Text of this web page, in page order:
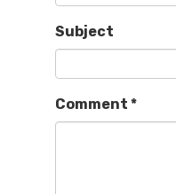
Subject
Comment *